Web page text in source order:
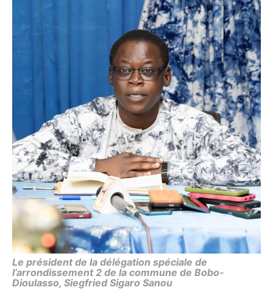
Le président de la délégation spéciale de
l’arrondissement 2 de la commune de Bobo-
Dioulasso, Siegfried Sigaro Sanou